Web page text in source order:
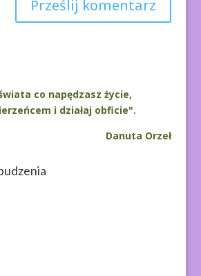
co napędzasz życie,
i działaj obficie".
Danuta Orzeł